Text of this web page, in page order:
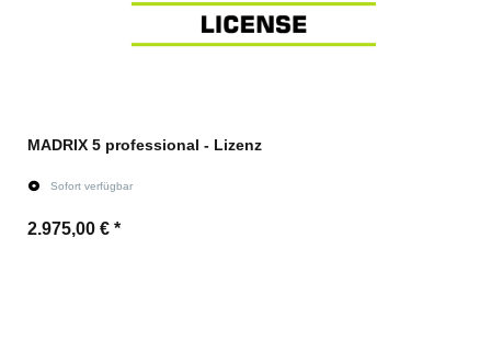
MADRIX 5 professional - Lizenz
Sofort verfügbar
2.975,00 € *